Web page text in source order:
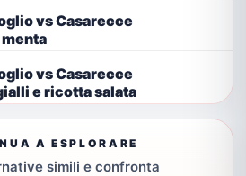
vs Casarecce
vs Casarecce
e ricotta salata
A ESPLORARE
simili e confronta